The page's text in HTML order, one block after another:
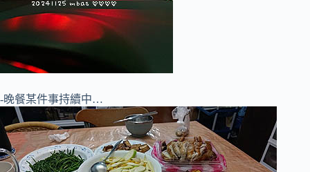
-晚餐某件事持續中…